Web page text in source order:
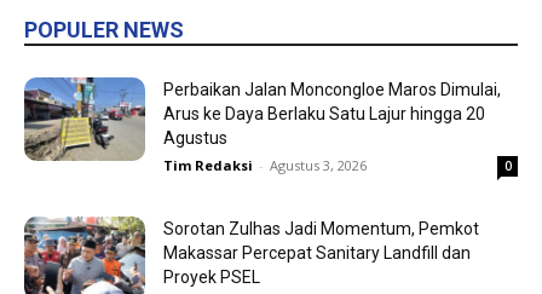
POPULER NEWS
Perbaikan Jalan Moncongloe Maros Dimulai,
Arus ke Daya Berlaku Satu Lajur hingga 20
Agustus
Tim Redaksi - Agustus 3, 2026 0
Sorotan Zulhas Jadi Momentum, Pemkot
Makassar Percepat Sanitary Landfill dan
Proyek PSEL